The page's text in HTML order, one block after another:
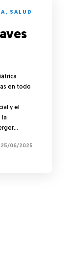
, SALUD
en todo
y el
la
25/06/2025